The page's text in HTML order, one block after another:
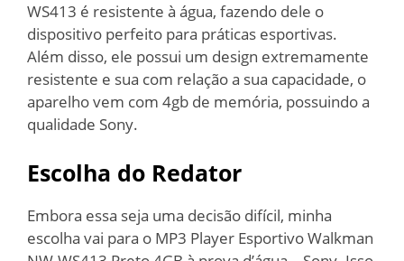
WS413 é resistente à água, fazendo dele o
dispositivo perfeito para práticas esportivas.
Além disso, ele possui um design extremamente
resistente e sua com relação a sua capacidade, o
aparelho vem com 4gb de memória, possuindo a
qualidade Sony.
Escolha do Redator
Embora essa seja uma decisão difícil, minha
escolha vai para o MP3 Player Esportivo Walkman